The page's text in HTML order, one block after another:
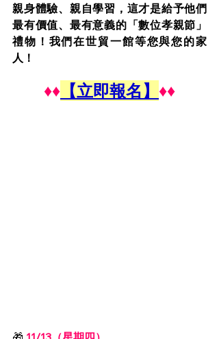
親身體驗、親自學習，這才是給予他們
最有價值、最有意義的「數位孝親節」
禮物！我們在世貿一館等您與您的家
人！
♦♦ 【立即報名】 ♦♦